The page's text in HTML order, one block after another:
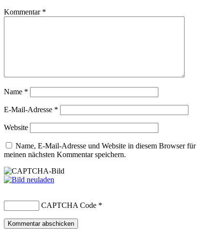
Kommentar *
Name *
E-Mail-Adresse *
Website
Name, E-Mail-Adresse und Website in diesem Browser für
meinen nächsten Kommentar speichern.
CAPTCHA Code *